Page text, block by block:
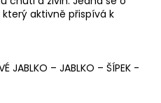
aktivně přispívá k
JABLKO – JABLKO – ŠÍPEK -